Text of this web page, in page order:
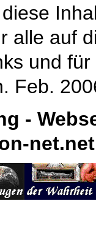
alle auf
und
Feb.
-
net.net